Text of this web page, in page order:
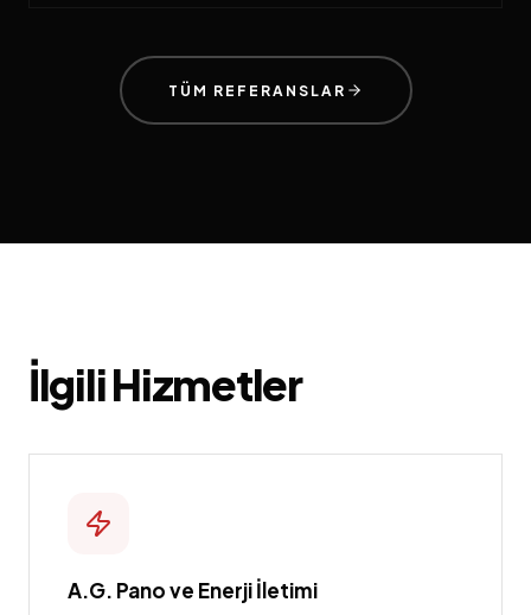
TÜM REFERANSLAR
İlgili Hizmetler
A.G. Pano ve Enerji İletimi